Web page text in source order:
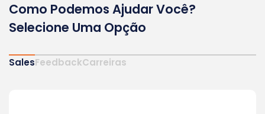
Como Podemos Ajudar Você?
Selecione Uma Opção
SalesFeedbackCarreiras